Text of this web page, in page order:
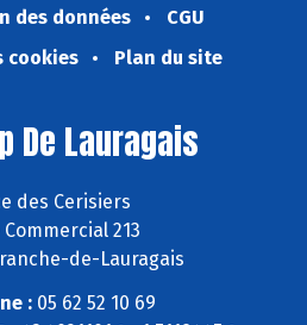
des données
CGU
cookies
Plan du site
De Lauragais
des Cerisiers
213
de-Lauragais
:05 62 52 10 69